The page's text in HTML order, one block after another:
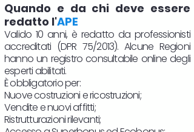
Quando e da chi deve essere
redatto l'APE
Valido 10 anni, è redatto da professionisti
accreditati (DPR 75/2013). Alcune Regioni
hanno un registro consultabile online degli
esperti abilitati.
È obbligatorio per:
Nuove costruzioni e ricostruzioni;
Vendite e nuovi affitti;
Ristrutturazioni rilevanti;